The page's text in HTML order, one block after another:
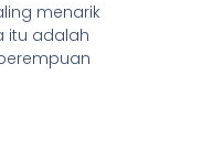
menarik
itu adalah